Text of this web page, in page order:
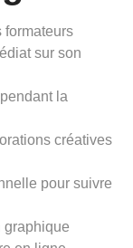
formateurs
sur son
la
créatives
pour suivre
graphique